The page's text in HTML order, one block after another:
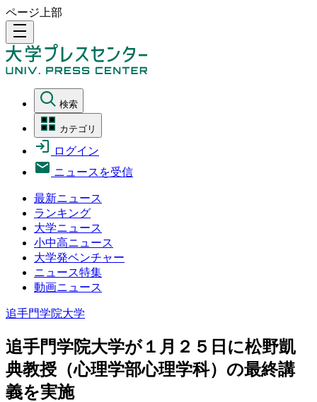
ページ上部
density_medium
検索
カテゴリ
ログイン
ニュースを受信
最新ニュース
ランキング
大学ニュース
小中高ニュース
大学発ベンチャー
ニュース特集
動画ニュース
追手門学院大学
追手門学院大学が１月２５日に松野凱
典教授（心理学部心理学科）の最終講
義を実施